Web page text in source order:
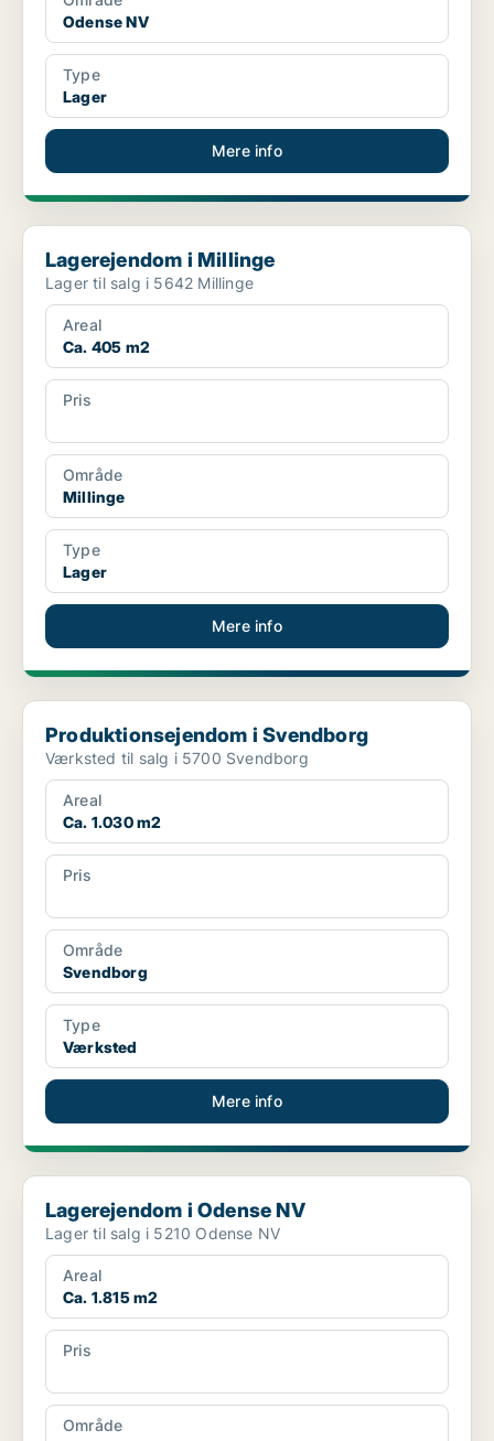
Odense NV
Type
Lager
Mere info
Lagerejendom i Millinge
Lagerejendom i Millinge
Lager til salg i 5642 Millinge
Areal
Ca. 405 m2
Pris
Område
Millinge
Type
Lager
Mere info
Produktionsejendom i Svendborg
Produktionsejendom i Svendborg
Værksted til salg i 5700 Svendborg
Areal
Ca. 1.030 m2
Pris
Område
Svendborg
Type
Værksted
Mere info
Lagerejendom i Odense NV
Lagerejendom i Odense NV
Lager til salg i 5210 Odense NV
Areal
Ca. 1.815 m2
Pris
Område